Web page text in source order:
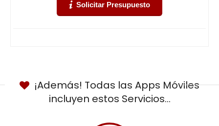
Solicitar Presupuesto
¡Además! Todas las Apps Móviles
incluyen estos Servicios...